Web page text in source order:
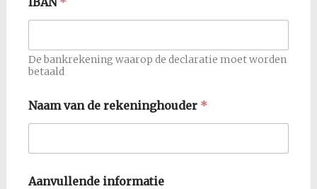
De bankrekening waarop de declaratie moet worden
betaald
Naam van de rekeninghouder *
Aanvullende informatie